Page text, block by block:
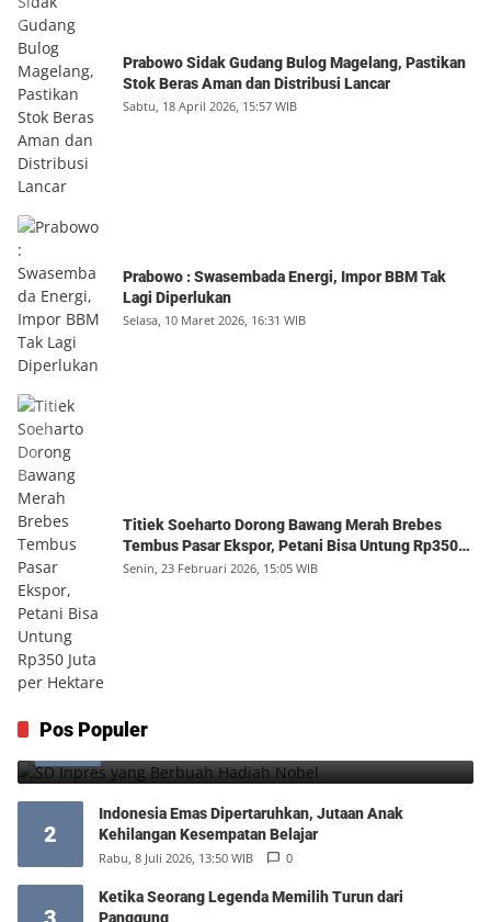
Prabowo Sidak Gudang Bulog Magelang, Pastikan
Stok Beras Aman dan Distribusi Lancar
Sabtu, 18 April 2026, 15:57 WIB
Prabowo : Swasembada Energi, Impor BBM Tak
Lagi Diperlukan
Selasa, 10 Maret 2026, 16:31 WIB
Titiek Soeharto Dorong Bawang Merah Brebes
Tembus Pasar Ekspor, Petani Bisa Untung Rp350
Juta per Hektare
Senin, 23 Februari 2026, 15:05 WIB
Pos Populer
1 SD Inpres yang Berbuah Hadiah Nobel
2
Indonesia Emas Dipertaruhkan, Jutaan Anak
Kehilangan Kesempatan Belajar
Rabu, 8 Juli 2026, 13:50 WIB 0
Ketika Seorang Legenda Memilih Turun dari
Panggung